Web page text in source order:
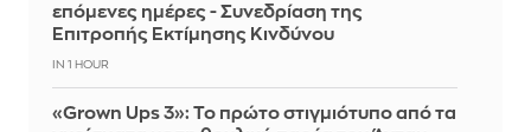
επόμενες ημέρες - Συνεδρίαση της
Επιτροπής Εκτίμησης Κινδύνου
IN 1 HOUR
«Grown Ups 3»: Το πρώτο στιγμιότυπο από τα